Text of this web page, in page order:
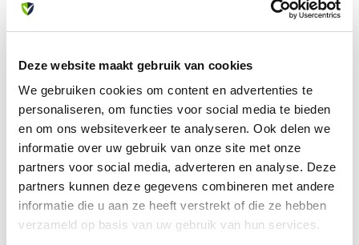
Deze website maakt gebruik van cookies
We gebruiken cookies om content en advertenties te
personaliseren, om functies voor social media te bieden
en om ons websiteverkeer te analyseren. Ook delen we
informatie over uw gebruik van onze site met onze
partners voor social media, adverteren en analyse. Deze
partners kunnen deze gegevens combineren met andere
informatie die u aan ze heeft verstrekt of die ze hebben
verzameld op basis van uw gebruik van hun services.
Op voorraad
€2,96
Heb je vragen over dit product?
Of heb je hulp nodig bij je bestelling? Neem contact op
met onze klantenservice. We helpen je graag verder!
info@allesveilig.nl
+31 (0) 6 82095086